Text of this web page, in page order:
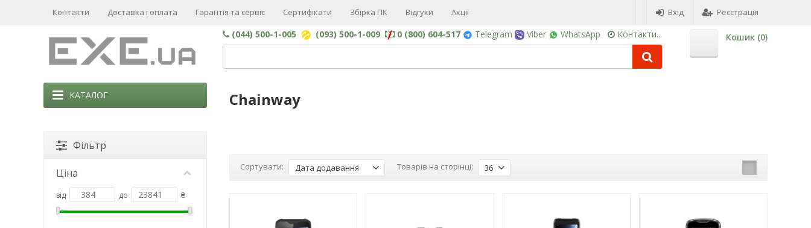
Контакти Доставка і оплата Гарантія та сервіс Сертифікати Збірка ПК Відгуки Акції Вхід Реєстрація
(044) 500-1-005 (093) 500-1-009 0 (800) 604-517 Telegram Viber WhatsApp Контакти... Кошик (0)
КАТАЛОГ Chainway
Сортувати: Дата додавання Товарів на сторінці: 36
Фільтр
Ціна
від до ₴